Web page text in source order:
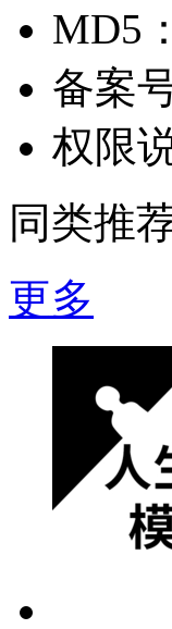
MD5：
备案
权限
同类推
更多